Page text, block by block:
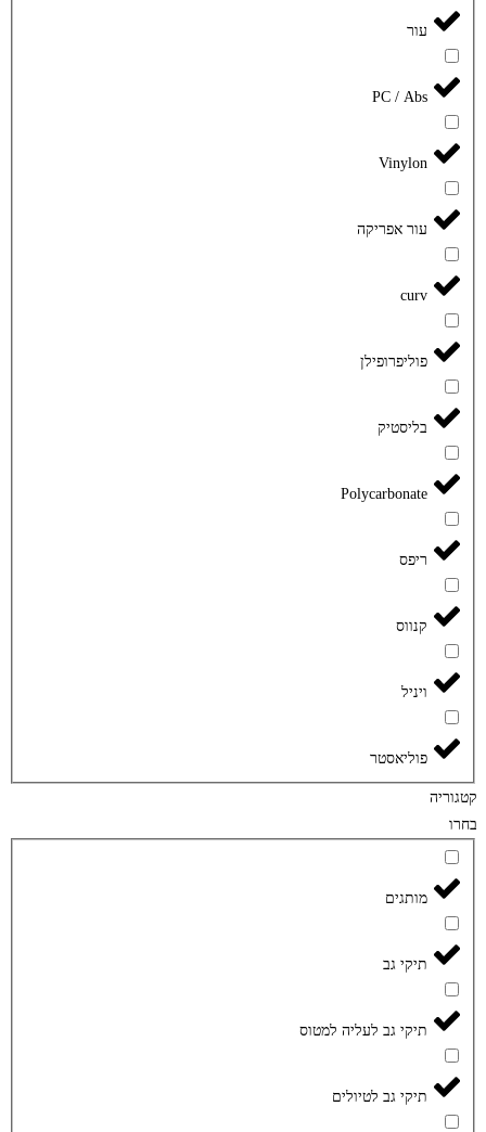
עור
PC / Abs
Vinylon
עור אפריקה
curv
פוליפרופילן
בליסטיק
Polycarbonate
ריפס
קנווס
ויניל
פוליאסטר
קטגוריה
בחרו
מותגים
תיקי גב
תיקי גב לעליה למטוס
תיקי גב לטיולים